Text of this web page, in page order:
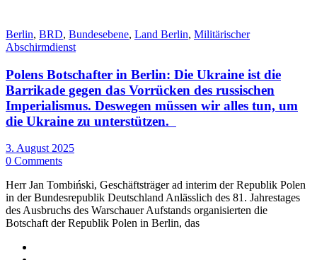
Berlin, BRD, Bundesebene, Land Berlin, Militärischer
Abschirmdienst
Polens Botschafter in Berlin: Die Ukraine ist die
Barrikade gegen das Vorrücken des russischen
Imperialismus. Deswegen müssen wir alles tun, um
die Ukraine zu unterstützen.
3. August 2025
0 Comments
Herr Jan Tombiński, Geschäftsträger ad interim der Republik Polen
in der Bundesrepublik Deutschland Anlässlich des 81. Jahrestages
des Ausbruchs des Warschauer Aufstands organisierten die
Botschaft der Republik Polen in Berlin, das